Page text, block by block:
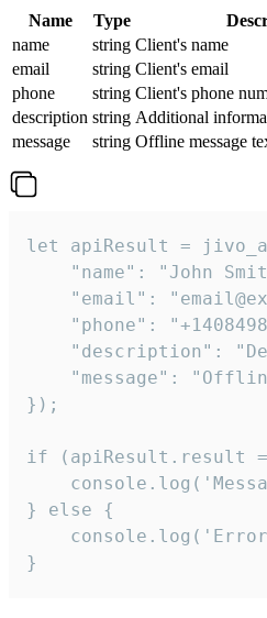
Name Type
name
string Client's name
email
string Client's email
phone
string Client's phone
description string Additional
message
string Offline message
let apiResult =
"name": "John
"email":
"phone":
"description":
"message":
});
if (apiResult.result
} else {
}